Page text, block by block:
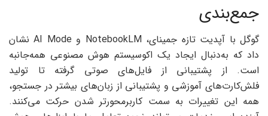
جمع‌بندی
گوگل با آپدیت تازه جمینای، NotebookLM و AI Mode نشان
داد که به‌دنبال ایجاد یک اکوسیستم هوش مصنوعی همه‌جانبه
است. از پشتیبانی از فایل‌های صوتی گرفته تا تولید
فلش‌کارت‌های آموزشی و پشتیبانی از زبان‌های بیشتر در جستجو،
همه این تغییرات به سمت کاربرمحورتر شدن حرکت می‌کنند.